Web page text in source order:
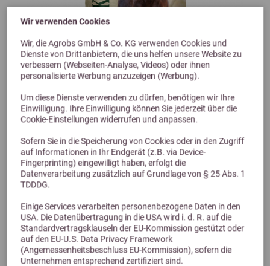
Wir verwenden Cookies
Wir, die Agrobs GmbH & Co. KG verwenden Cookies und
Dienste von Drittanbietern, die uns helfen unsere Website zu
verbessern (Webseiten-Analyse, Videos) oder ihnen
personalisierte Werbung anzuzeigen (Werbung).
Um diese Dienste verwenden zu dürfen, benötigen wir Ihre
Einwilligung. Ihre Einwilligung können Sie jederzeit über die
Cookie-Einstellungen widerrufen und anpassen.
Sofern Sie in die Speicherung von Cookies oder in den Zugriff
auf Informationen in Ihr Endgerät (z.B. via Device-
Fingerprinting) eingewilligt haben, erfolgt die
Datenverarbeitung zusätzlich auf Grundlage von § 25 Abs. 1
TDDDG.
Einige Services verarbeiten personenbezogene Daten in den
USA. Die Datenübertragung in die USA wird i. d. R. auf die
Standardvertragsklauseln der EU-Kommission gestützt oder
auf den EU-U.S. Data Privacy Framework
(Angemessenheitsbeschluss EU-Kommission), sofern die
Unternehmen entsprechend zertifiziert sind.
5,0 (39 Bewertungen)
St. Hippolyt Struktur Energetikum getreidefrei
Getreidefreies Müslikonzentrat mit weniger Zucker und Stärke
ab 27,60 €